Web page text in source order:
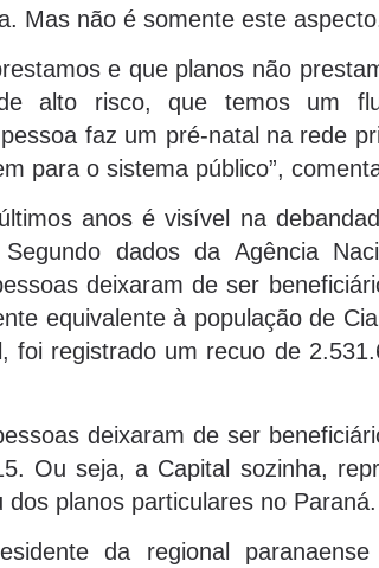
Mas não é somente este
e que planos não
alto risco, que temos um
faz um pré-natal na rede
para o sistema público”,
anos é visível na
dados da Agência
deixaram de ser
equivalente à população de
foi registrado um recuo de
deixaram de ser
Ou seja, a Capital sozinha,
planos particulares no Paraná.
da regional